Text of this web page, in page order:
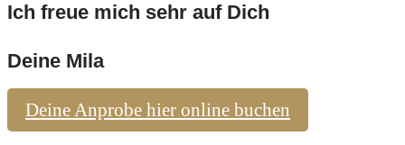
Ich freue mich sehr auf Dich
Deine Mila
Deine Anprobe hier online buchen